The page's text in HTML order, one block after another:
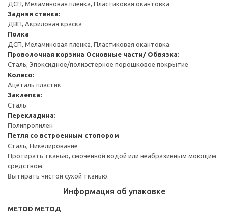
ДСП, Меламиновая пленка, Пластиковая окантовка
Задняя стенка:
ДВП, Акриловая краска
Полка
ДСП, Меламиновая пленка, Пластиковая окантовка
Проволочная корзина Основные части/ Обвязка:
Сталь, Эпоксидное/полиэстерное порошковое покрытие
Колесо:
Ацеталь пластик
Заклепка:
Сталь
Перекладина:
Полипропилен
Петля со встроенным стопором
Сталь, Никелирование
Протирать тканью, смоченной водой или неабразивным моющим
средством.
Вытирать чистой сухой тканью.
Информация об упаковке
METOD МЕТОД